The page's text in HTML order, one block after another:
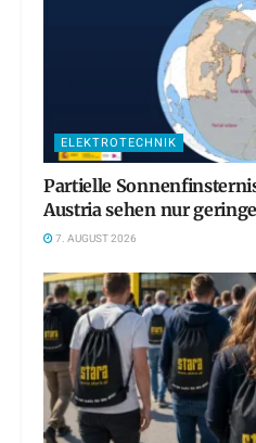
ELEKTROTECHNIK
Partielle
Austria sehen nur
7. AUGUST 2026